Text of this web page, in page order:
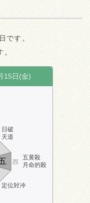
です。
。
15日(金)
日破
天道
五黄殺
月命的殺
定位対冲
西